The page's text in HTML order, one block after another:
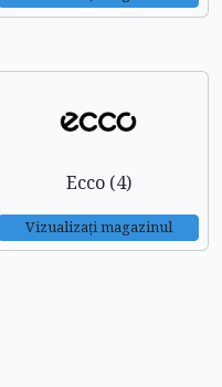
Ecco (4)
Vizualizați magazinul